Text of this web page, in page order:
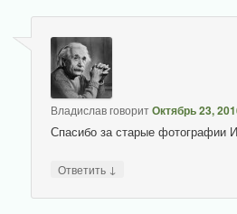
ВладиславговоритОктябрь 23,
Спасибо за старые фотографии
Ответить ↓